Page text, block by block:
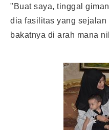
"Buat saya, tinggal
dia fasilitas yang
bakatnya di arah mana